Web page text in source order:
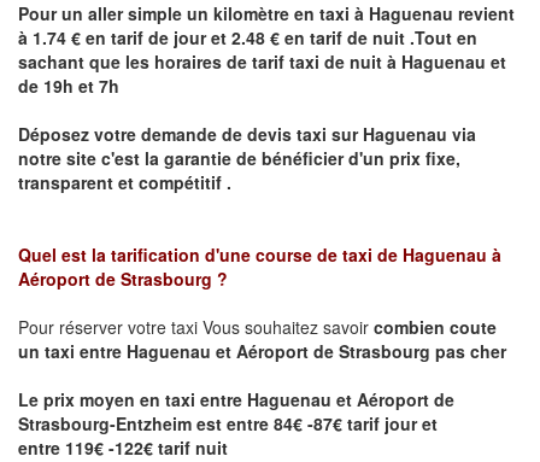
Pour un aller simple un kilomètre en taxi à Haguenau revient
à 1.74 € en tarif de jour et 2.48 € en tarif de nuit .Tout en
sachant que les horaires de tarif taxi de nuit à Haguenau et
de 19h et 7h
Déposez votre demande de devis taxi sur Haguenau via
notre site c'est la garantie de bénéficier d'un prix fixe,
transparent et compétitif .
Quel est la tarification d'une course de taxi de Haguenau à
Aéroport de Strasbourg ?
Pour réserver votre taxi Vous souhaitez savoir combien coute
un taxi entre Haguenau et Aéroport de Strasbourg pas cher
Le prix moyen en taxi entre Haguenau et Aéroport de
Strasbourg-Entzheim est entre 84€ -87€ tarif jour et
entre 119€ -122€ tarif nuit